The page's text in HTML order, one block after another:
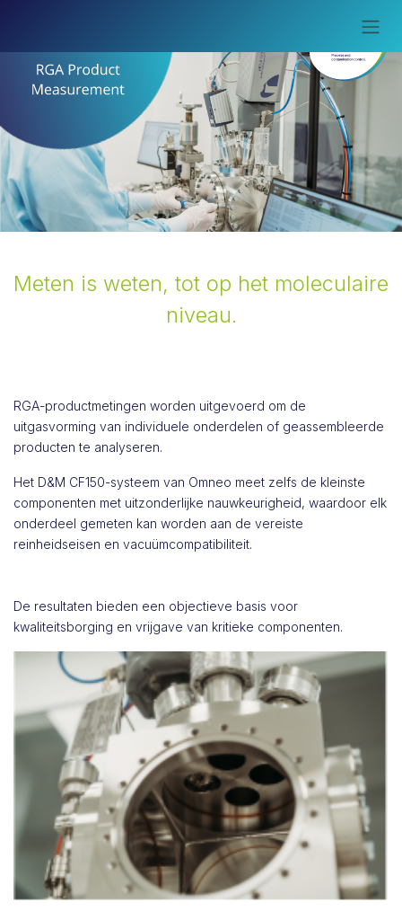
Meten is weten, tot op het moleculaire
niveau.
RGA-productmetingen worden uitgevoerd om de
uitgasvorming van individuele onderdelen of geassembleerde
producten te analyseren.
Het D&M CF150-systeem van Omneo meet zelfs de kleinste
componenten met uitzonderlijke nauwkeurigheid, waardoor elk
onderdeel gemeten kan worden aan de vereiste
reinheidseisen en vacuümcompatibiliteit.
De resultaten bieden een objectieve basis voor
kwaliteitsborging en vrijgave van kritieke componenten.